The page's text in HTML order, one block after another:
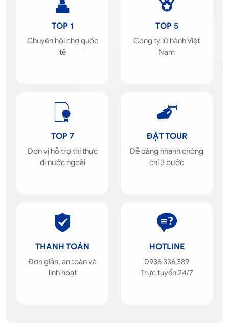
TOP 1
Chuyên hội chợ quốc
tế
TOP 5
Công ty lữ hành Việt
Nam
TOP 7
Đơn vị hỗ trợ thị thực
đi nước ngoài
ĐẶT TOUR
Dễ dàng nhanh chóng
chỉ 3 bước
THANH TOÁN
Đơn giản, an toàn và
linh hoạt
HOTLINE
0936 336 389
Trực tuyến 24/7